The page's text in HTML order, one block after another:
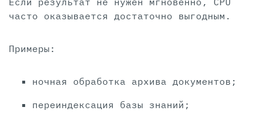
часто оказывается достаточно выгодным.
Примеры:
ночная обработка архива документов;
переиндексация базы знаний;